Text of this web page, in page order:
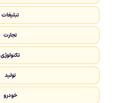
تبلیغات
تجارت
تکنولوژی
تولید
خودرو